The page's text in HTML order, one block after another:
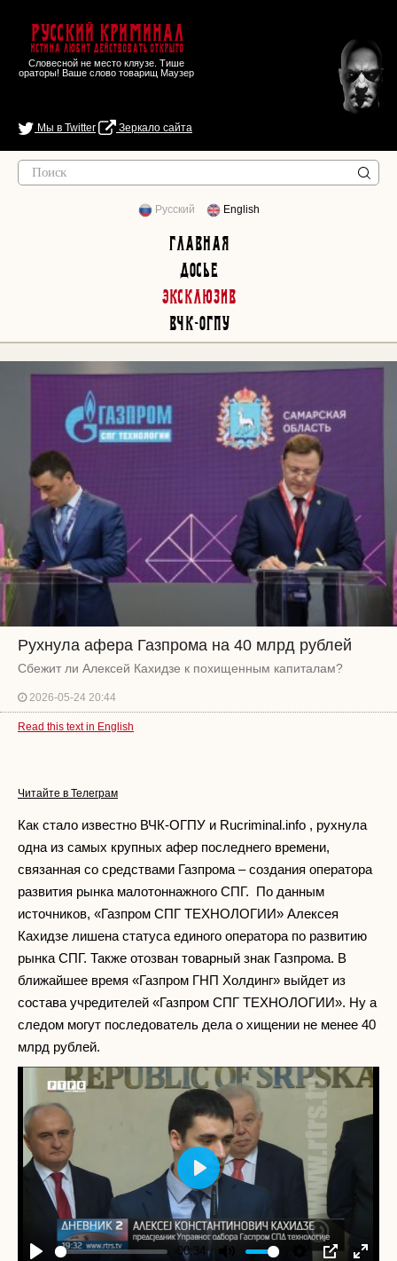
Русский Криминал
Истина любит действовать открыто
Словесной не место кляузе. Тише
ораторы! Ваше слово товарищ Маузер
Мы в Twitter Зеркало сайта
Русский English
Главная
Досье
Эксклюзив
ВЧК-ОГПУ
Рухнула афера Газпрома на 40 млрд рублей
Сбежит ли Алексей Кахидзе к похищенным капиталам?
2026-05-24 20:44
Read this text in English
Читайте в Телеграм
Как стало известно ВЧК-ОГПУ и Rucriminal.info , рухнула
одна из самых крупных афер последнего времени,
связанная со средствами Газпрома – создания оператора
развития рынка малотоннажного СПГ. По данным
источников, «Газпром СПГ ТЕХНОЛОГИИ» Алексея
Кахидзе лишена статуса единого оператора по развитию
рынка СПГ. Также отозван товарный знак Газпрома. В
ближайшее время «Газпром ГНП Холдинг» выйдет из
состава учредителей «Газпром СПГ ТЕХНОЛОГИИ». Ну а
следом могут последователь дела о хищении не менее 40
млрд рублей.
-00:34
Play